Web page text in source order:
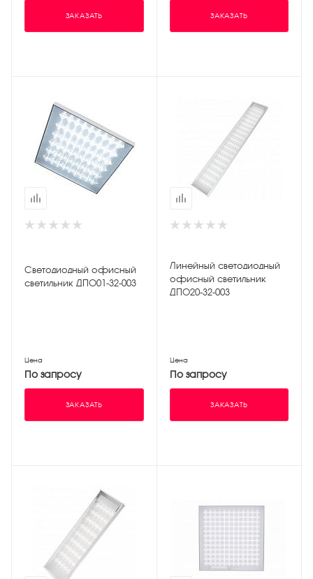
ЗАКАЗАТЬ ЗАКАЗАТЬ
Светодиодный офисный
светильник ДПО01-32-003
Цена
По запросу
ЗАКАЗАТЬ
Линейный светодиодный
офисный светильник
ДПО20-32-003
Цена
По запросу
ЗАКАЗАТЬ